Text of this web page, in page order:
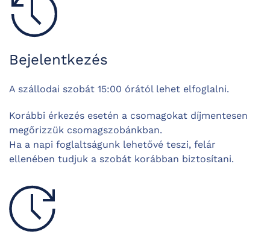
Bejelentkezés
A szállodai szobát 15:00 órától lehet elfoglalni.
Korábbi érkezés esetén a csomagokat díjmentesen
megőrizzük csomagszobánkban.
Ha a napi foglaltságunk lehetővé teszi, felár
ellenében tudjuk a szobát korábban biztosítani.